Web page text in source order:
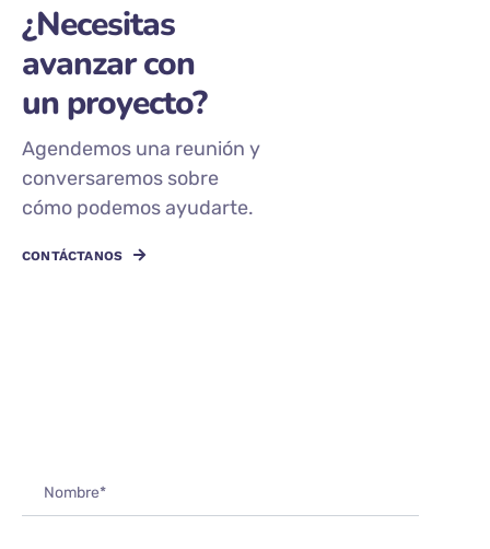
¿Necesitas
avanzar con
un proyecto?
Agendemos una reunión y
conversaremos sobre
cómo podemos ayudarte.
CONTÁCTANOS